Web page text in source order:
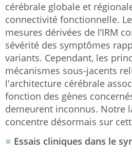
cérébrale globale et
connectivité fonctionnelle.
mesures dérivées de l’IRM
sévérité des symptômes
variants. Cependant, les
mécanismes sous-jacents
l'architecture cérébrale
fonction des gènes
demeurent inconnus. Notre
concentre désormais sur
Essais cliniques dans le